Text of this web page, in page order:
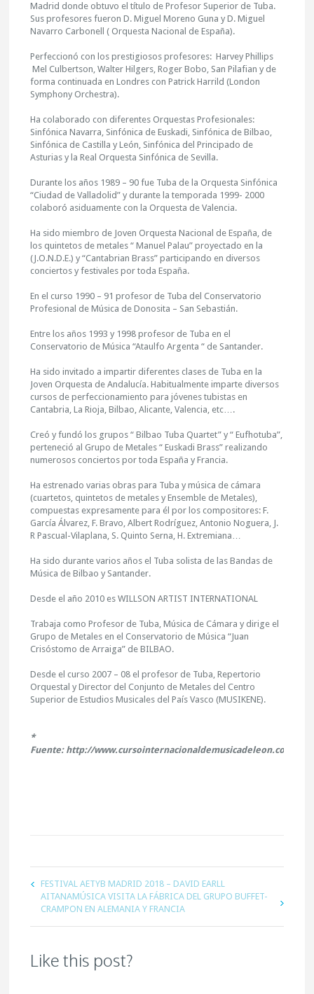
Madrid donde obtuvo el título de Profesor Superior de Tuba.
Sus profesores fueron D. Miguel Moreno Guna y D. Miguel
Navarro Carbonell ( Orquesta Nacional de España).
Perfeccionó con los prestigiosos profesores: Harvey Phillips
Mel Culbertson, Walter Hilgers, Roger Bobo, San Pilafian y de
forma continuada en Londres con Patrick Harrild (London
Symphony Orchestra).
Ha colaborado con diferentes Orquestas Profesionales:
Sinfónica Navarra, Sinfónica de Euskadi, Sinfónica de Bilbao,
Sinfónica de Castilla y León, Sinfónica del Principado de
Asturias y la Real Orquesta Sinfónica de Sevilla.
Durante los años 1989 – 90 fue Tuba de la Orquesta Sinfónica
“Ciudad de Valladolid” y durante la temporada 1999- 2000
colaboró asiduamente con la Orquesta de Valencia.
Ha sido miembro de Joven Orquesta Nacional de España, de
los quintetos de metales “ Manuel Palau” proyectado en la
(J.O.N.D.E.) y “Cantabrian Brass” participando en diversos
conciertos y festivales por toda España.
En el curso 1990 – 91 profesor de Tuba del Conservatorio
Profesional de Música de Donosita – San Sebastián.
Entre los años 1993 y 1998 profesor de Tuba en el
Conservatorio de Música “Ataulfo Argenta “ de Santander.
Ha sido invitado a impartir diferentes clases de Tuba en la
Joven Orquesta de Andalucía. Habitualmente imparte diversos
cursos de perfeccionamiento para jóvenes tubistas en
Cantabria, La Rioja, Bilbao, Alicante, Valencia, etc….
Creó y fundó los grupos “ Bilbao Tuba Quartet” y “ Eufhotuba”,
perteneció al Grupo de Metales “ Euskadi Brass” realizando
numerosos conciertos por toda España y Francia.
Ha estrenado varias obras para Tuba y música de cámara
(cuartetos, quintetos de metales y Ensemble de Metales),
compuestas expresamente para él por los compositores: F.
García Álvarez, F. Bravo, Albert Rodríguez, Antonio Noguera, J.
R Pascual-Vilaplana, S. Quinto Serna, H. Extremiana…
Ha sido durante varios años el Tuba solista de las Bandas de
Música de Bilbao y Santander.
Desde el año 2010 es WILLSON ARTIST INTERNATIONAL
Trabaja como Profesor de Tuba, Música de Cámara y dirige el
Grupo de Metales en el Conservatorio de Música “Juan
Crisóstomo de Arraiga” de BILBAO.
Desde el curso 2007 – 08 el profesor de Tuba, Repertorio
Orquestal y Director del Conjunto de Metales del Centro
Superior de Estudios Musicales del País Vasco (MUSIKENE).
*
Fuente: http://www.cursointernacionaldemusicadeleon.com
FESTIVAL AETYB MADRID 2018 – DAVID EARLL
AITANAMÚSICA VISITA LA FÁBRICA DEL GRUPO BUFFET-
CRAMPON EN ALEMANIA Y FRANCIA
Like this post?